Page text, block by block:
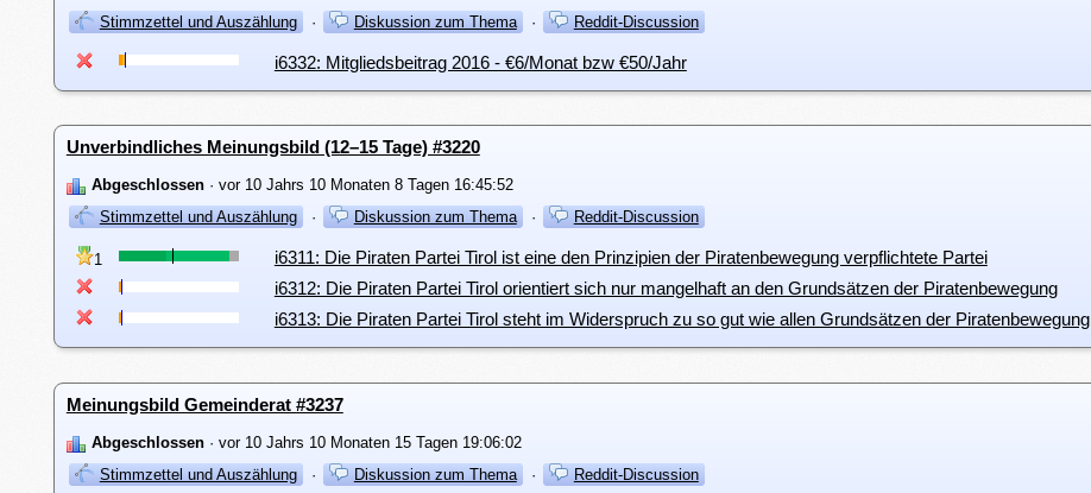
Stimmzettel und Auszählung
· Diskussion zum Thema · Reddit-Discussion
i6332: Mitgliedsbeitrag 2016 - €6/Monat bzw €50/Jahr
Unverbindliches Meinungsbild (12–15 Tage) #3220
Abgeschlossen· vor 10 Jahrs 10 Monaten 8 Tagen 16:45:52
Stimmzettel und Auszählung
· Diskussion zum Thema · Reddit-Discussion
1
i6311: Die Piraten Partei Tirol ist eine den Prinzipien der Piratenbewegung verpflichtete Partei
i6312: Die Piraten Partei Tirol orientiert sich nur mangelhaft an den Grundsätzen der Piratenbewegung
i6313: Die Piraten Partei Tirol steht im Widerspruch zu so gut wie allen Grundsätzen der Piratenbewegung
Meinungsbild Gemeinderat #3237
Abgeschlossen· vor 10 Jahrs 10 Monaten 15 Tagen 19:06:02
Stimmzettel und Auszählung
· Diskussion zum Thema · Reddit-Discussion